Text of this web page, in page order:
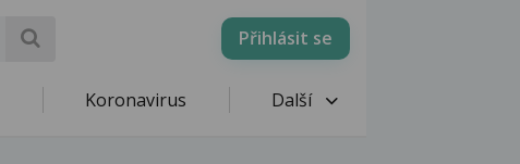
Přihlásit se
Koronavirus Další